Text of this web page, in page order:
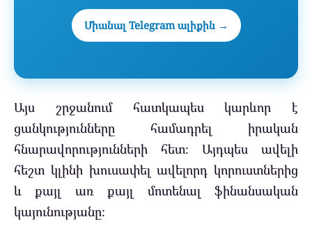
Միանալ Telegram ալիքին →
Այս շրջանում հատկապես կարևոր է
ցանկությունները համադրել իրական
հնարավորությունների հետ։ Այդպես ավելի
հեշտ կլինի խուսափել ավելորդ կորուստներից
և քայլ առ քայլ մոտենալ ֆինանսական
կայունությանը։